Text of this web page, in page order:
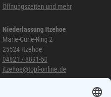
Öffnungszeiten und mehr
Niederlassung Itzehoe
Marie-Curie-Ring 2
25524 Itzehoe
04821 / 8891-50
itzehoe@topf-online.de